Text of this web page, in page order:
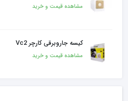
مشاهده قیمت و خرید
کیسه جاروبرقی کارچر Vc2
مشاهده قیمت و خرید